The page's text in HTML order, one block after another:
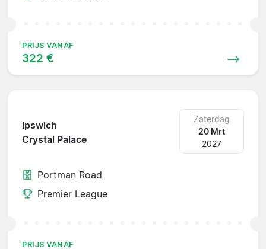
PRIJS VANAF
322 €
Ipswich
Crystal Palace
Zaterdag
20 Mrt
2027
Portman Road
Premier League
PRIJS VANAF